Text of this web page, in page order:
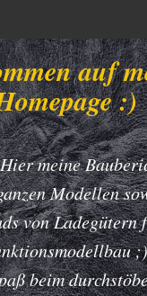
auf
:)
meine
Modellen
von Ladegütern
;)
beim